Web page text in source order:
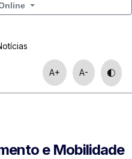
A+ A-
e Mobilidade